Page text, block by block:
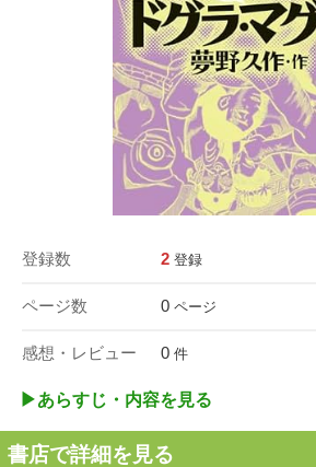
登録数 2 登録
ページ数 0 ページ
感想・レビュー 0 件
▶︎あらすじ・内容を見る
書店で詳細を見る